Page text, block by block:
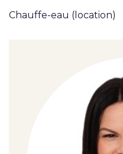
Chauffe-eau (location)